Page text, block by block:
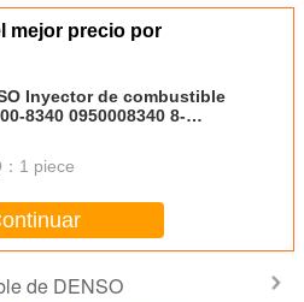
mejor precio por
Inyector de combustible
8340 0950008340 8-
1 piece
de DENSO